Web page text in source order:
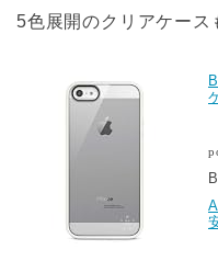
5色展開のクリアケース